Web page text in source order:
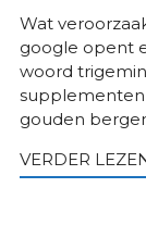
Wat
google opent
woord
supplementen
gouden
VERDER